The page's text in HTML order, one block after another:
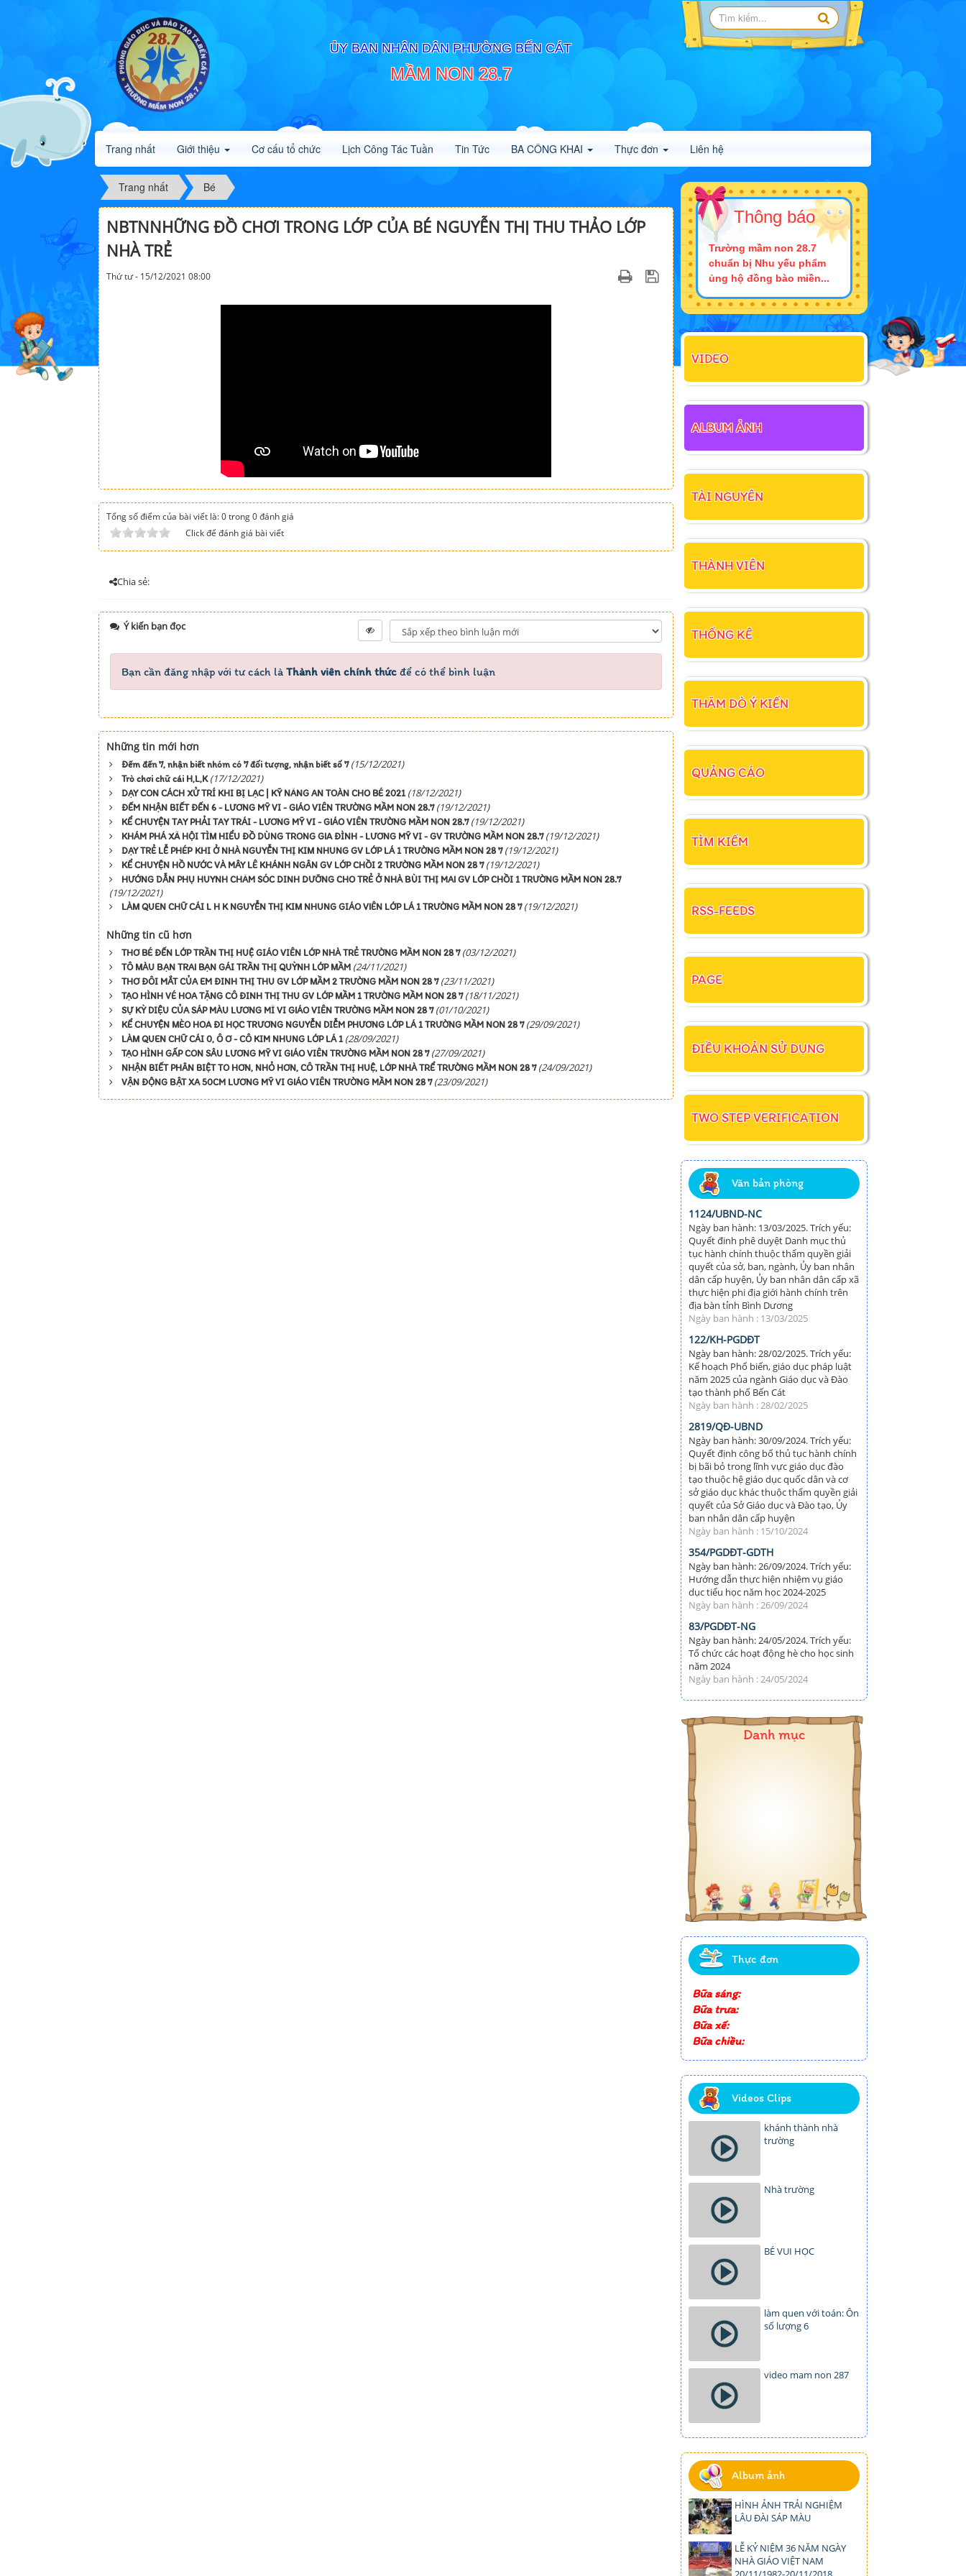
ỦY BAN NHÂN DÂN PHƯỜNG BẾN CÁT
MẦM NON 28.7
Trang nhất Giới thiệu Cơ cấu tổ chức Lịch Công Tác Tuần Tin Tức BA CÔNG KHAI Thực đơn Liên hệ
Trang nhất Bé
NBTNNHỮNG ĐỒ CHƠI TRONG LỚP CỦA BÉ NGUYỄN THỊ THU THẢO LỚP
NHÀ TRẺ
Thứ tư - 15/12/2021 08:00
Tổng số điểm của bài viết là: 0 trong 0 đánh giá
Click để đánh giá bài viết
Chia sẻ:
Ý kiến bạn đọc
Bạn cần đăng nhập với tư cách là Thành viên chính thức để có thể bình luận
Những tin mới hơn
Đếm đến 7, nhận biết nhóm có 7 đối tượng, nhận biết số 7 (15/12/2021)
Trò chơi chữ cái H,L,K (17/12/2021)
DẠY CON CÁCH XỬ TRÍ KHI BỊ LẠC | KỸ NĂNG AN TOÀN CHO BÉ 2021 (18/12/2021)
ĐẾM NHẬN BIẾT ĐẾN 6 - LƯƠNG MỸ VI - GIÁO VIÊN TRƯỜNG MẦM NON 28.7 (19/12/2021)
KỂ CHUYỆN TAY PHẢI TAY TRÁI - LƯƠNG MỸ VI - GIÁO VIÊN TRƯỜNG MẦM NON 28.7 (19/12/2021)
KHÁM PHÁ XÃ HỘI TÌM HIỂU ĐỒ DÙNG TRONG GIA ĐÌNH - LƯƠNG MỸ VI - GV TRƯỜNG MẦM NON 28.7 (19/12/2021)
DẠY TRẺ LỄ PHÉP KHI Ở NHÀ NGUYỄN THỊ KIM NHUNG GV LỚP LÁ 1 TRƯỜNG MẦM NON 28 7 (19/12/2021)
KỂ CHUYỆN HỒ NƯỚC VÀ MÂY LÊ KHÁNH NGÂN GV LỚP CHỒI 2 TRƯỜNG MẦM NON 28 7 (19/12/2021)
HƯỚNG DẪN PHỤ HUYNH CHĂM SÓC DINH DƯỠNG CHO TRẺ Ở NHÀ BÙI THỊ MAI GV LỚP CHỒI 1 TRƯỜNG MẦM NON 28.7
(19/12/2021)
LÀM QUEN CHỮ CÁI L H K NGUYỄN THỊ KIM NHUNG GIÁO VIÊN LỚP LÁ 1 TRƯỜNG MẦM NON 28 7 (19/12/2021)
Những tin cũ hơn
THƠ BÉ ĐẾN LỚP TRẦN THỊ HUỆ GIÁO VIÊN LỚP NHÀ TRẺ TRƯỜNG MẦM NON 28 7 (03/12/2021)
TÔ MÀU BẠN TRAI BẠN GÁI TRẦN THỊ QUỲNH LỚP MẦM (24/11/2021)
THƠ ĐÔI MẮT CỦA EM ĐINH THỊ THU GV LỚP MẦM 2 TRƯỜNG MẦM NON 28 7 (23/11/2021)
TẠO HÌNH VÉ HOA TẶNG CÔ ĐINH THỊ THU GV LỚP MẦM 1 TRƯỜNG MẦM NON 28 7 (18/11/2021)
SỰ KỲ DIỆU CỦA SÁP MÀU LƯƠNG MĨ VI GIÁO VIÊN TRƯỜNG MẦM NON 28 7 (01/10/2021)
KỂ CHUYỆN MÈO HOA ĐI HỌC TRƯƠNG NGUYỄN DIỄM PHƯƠNG LỚP LÁ 1 TRƯỜNG MẦM NON 28 7 (29/09/2021)
LÀM QUEN CHỮ CÁI 0, Ô Ơ - CÔ KIM NHUNG LỚP LÁ 1 (28/09/2021)
TẠO HÌNH GẤP CON SÂU LƯƠNG MỸ VI GIÁO VIÊN TRƯỜNG MẦM NON 28 7 (27/09/2021)
NHẬN BIẾT PHÂN BIỆT TO HƠN, NHỎ HƠN, CÔ TRẦN THỊ HUỆ, LỚP NHÀ TRỂ TRƯỜNG MẦM NON 28 7 (24/09/2021)
VẬN ĐỘNG BẬT XA 50CM LƯƠNG MỸ VI GIÁO VIÊN TRƯỜNG MẦM NON 28 7 (23/09/2021)
Thông báo
Trường mầm non 28.7
chuẩn bị Nhu yếu phẩm
ủng hộ đồng bào miền...
VIDEO
ALBUM ẢNH
TÀI NGUYÊN
THÀNH VIÊN
THỐNG KÊ
THĂM DÒ Ý KIẾN
QUẢNG CÁO
TÌM KIẾM
RSS-FEEDS
PAGE
ĐIỀU KHOẢN SỬ DỤNG
TWO STEP VERIFICATION
Văn bản phòng
1124/UBND-NC
Ngày ban hành: 13/03/2025. Trích yếu:
Quyết đinh phê duyệt Danh mục thủ
tục hành chính thuộc thẩm quyền giải
quyết của sở, ban, ngành, Ủy ban nhân
dân cấp huyện, Ủy ban nhân dân cấp xã
thực hiện phi địa giới hành chính trên
địa bàn tỉnh Bình Dương
Ngày ban hành : 13/03/2025
122/KH-PGDĐT
Ngày ban hành: 28/02/2025. Trích yếu:
Kế hoạch Phổ biến, giáo dục pháp luật
năm 2025 của ngành Giáo dục và Đào
tạo thành phố Bến Cát
Ngày ban hành : 28/02/2025
2819/QĐ-UBND
Ngày ban hành: 30/09/2024. Trích yếu:
Quyết định công bố thủ tục hành chính
bị bãi bỏ trong lĩnh vực giáo dục đào
tạo thuộc hệ giáo dục quốc dân và cơ
sở giáo dục khác thuộc thẩm quyền giải
quyết của Sở Giáo dục và Đào tạo, Ủy
ban nhân dân cấp huyện
Ngày ban hành : 15/10/2024
354/PGDĐT-GDTH
Ngày ban hành: 26/09/2024. Trích yếu:
Hướng dẫn thực hiện nhiệm vụ giáo
dục tiểu học năm học 2024-2025
Ngày ban hành : 26/09/2024
83/PGDĐT-NG
Ngày ban hành: 24/05/2024. Trích yếu:
Tổ chức các hoạt động hè cho học sinh
năm 2024
Ngày ban hành : 24/05/2024
Danh mục
Thực đơn
Bữa sáng:
Bữa trưa:
Bữa xế:
Bữa chiều:
Videos Clips
khánh thành nhà
trường
Nhà trường
BÉ VUI HỌC
làm quen với toán: Ôn
số lượng 6
video mam non 287
Album ảnh
HÌNH ẢNH TRẢI NGHIỆM
LÂU ĐÀI SÁP MÀU
LỄ KỶ NIỆM 36 NĂM NGÀY
NHÀ GIÁO VIỆT NAM